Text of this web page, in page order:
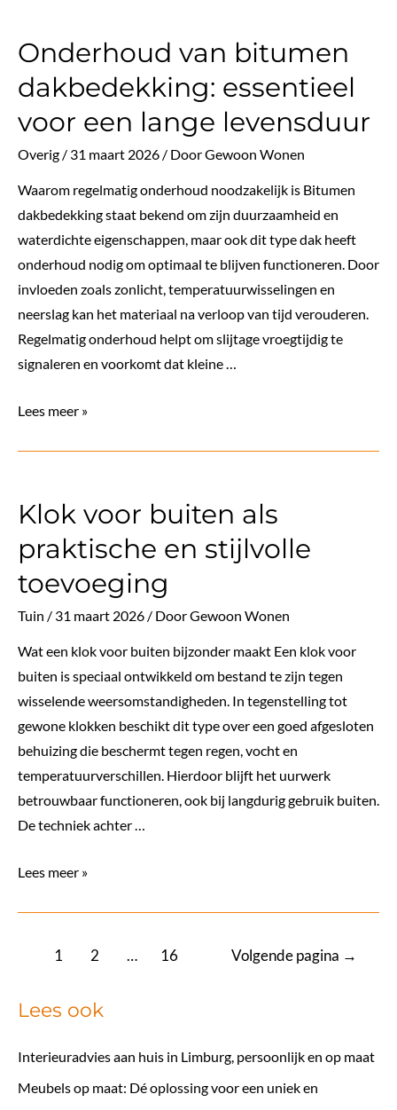
een
haard
het
middelpunt
van
woonkamer
Onderhoud van bitumen
dakbedekking: essentieel
voor een lange levensduur
Overig / 31 maart 2026 / DoorGewoon Wonen
Waarom regelmatig onderhoud noodzakelijk is Bitumen
dakbedekking staat bekend om zijn duurzaamheid en
waterdichte eigenschappen, maar ook dit type dak heeft
onderhoud nodig om optimaal te blijven functioneren. Door
invloeden zoals zonlicht, temperatuurwisselingen en
neerslag kan het materiaal na verloop van tijd verouderen.
Regelmatig onderhoud helpt om slijtage vroegtijdig te
signaleren en voorkomt dat kleine …
Onderhoud
essentieel
een
lange
levensduur
Lees meer »
Klok voor buiten als
praktische en stijlvolle
toevoeging
Tuin / 31 maart 2026 / DoorGewoon Wonen
Wat een klok voor buiten bijzonder maakt Een klok voor
buiten is speciaal ontwikkeld om bestand te zijn tegen
wisselende weersomstandigheden. In tegenstelling tot
gewone klokken beschikt dit type over een goed afgesloten
behuizing die beschermt tegen regen, vocht en
temperatuurverschillen. Hierdoor blijft het uurwerk
betrouwbaar functioneren, ook bij langdurig gebruik buiten.
De techniek achter …
Klok
stijlvolle
Lees meer »
Berichten
1 2 … 16 Volgende pagina →
Lees ook
Interieuradvies aan huis in Limburg, persoonlijk en op maat
Meubels op maat: Dé oplossing voor een uniek en